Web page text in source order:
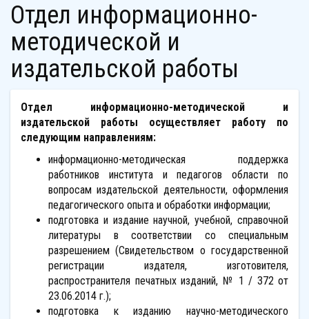
Отдел информационно-
методической и
издательской работы
Отдел информационно-методической и
издательской работы осуществляет работу по
следующим направлениям:
информационно-методическая поддержка
работников института и педагогов области по
вопросам издательской деятельности, оформления
педагогического опыта и обработки информации;
подготовка и издание научной, учебной, справочной
литературы в соответствии со специальным
разрешением (Свидетельством о государственной
регистрации издателя, изготовителя,
распространителя печатных изданий, № 1 / 372 от
23.06.2014 г.);
подготовка к изданию научно-методического